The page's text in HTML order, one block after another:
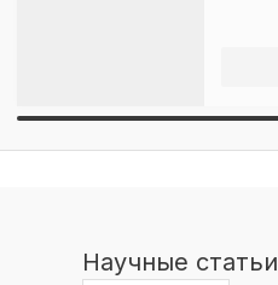
Научные статьи